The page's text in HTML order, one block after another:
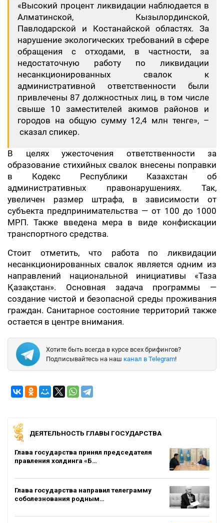
«Высокий процент ликвидации наблюдается в
Алматинской, Кызылординской,
Павлодарской и Костанайской областях. За
нарушение экологических требований в сфере
обращения с отходами, в частности, за
недостаточную работу по ликвидации
несанкционированных свалок к
административной ответственности были
привлечены 87 должностных лиц, в том числе
свыше 10 заместителей акимов районов и
городов на общую сумму 12,4 млн тенге», –
сказал спикер.
В целях ужесточения ответственности за
образование стихийных свалок внесены поправки
в Кодекс Республики Казахстан об
административных правонарушениях. Так,
увеличен размер штрафа, в зависимости от
субъекта предпринимательства — от 100 до 1000
МРП. Также введена мера в виде конфискации
транспортного средства.
Стоит отметить, что работа по ликвидации
несанкционированных свалок является одним из
направлений национальной инициативы «Таза
Қазақстан». Основная задача программы —
создание чистой и безопасной среды проживания
граждан. Санитарное состояние территорий также
остается в центре внимания.
Хотите быть всегда в курсе всех брифингов?
Подписывайтесь на наш канал в Telegram!
ДЕЯТЕЛЬНОСТЬ ГЛАВЫ ГОСУДАРСТВА
Глава государства принял председателя
правления холдинга «Б…
Глава государства направил телеграмму
соболезнования родным…